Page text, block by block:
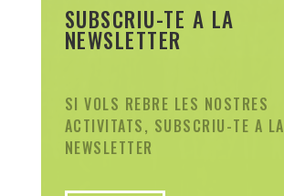
SUBSCRIU-TE A LA
NEWSLETTER
SI VOLS REBRE LES NOSTRES
ACTIVITATS, SUBSCRIU-TE A LA
NEWSLETTER